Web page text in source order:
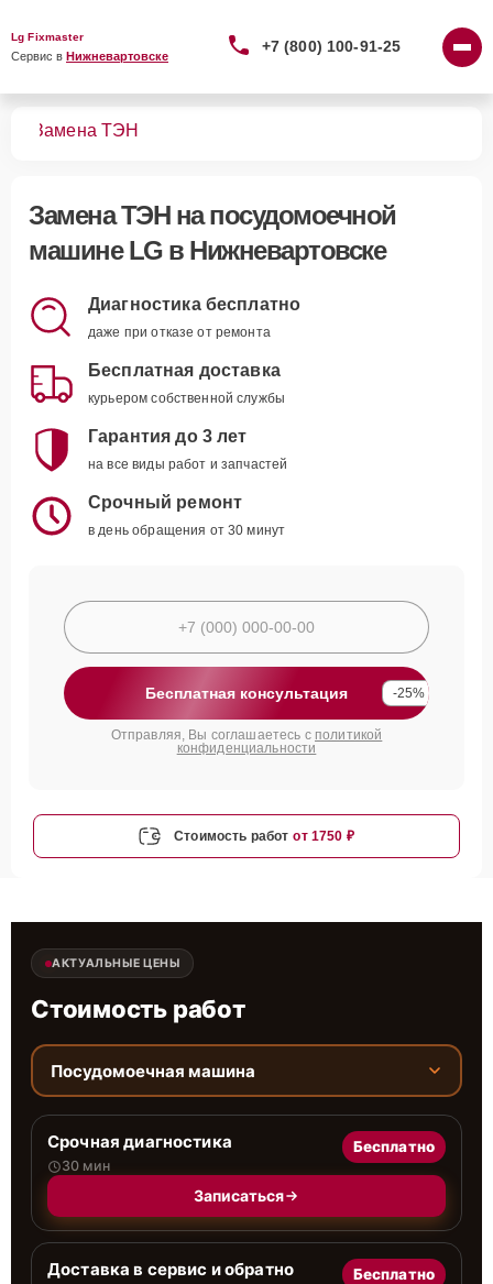
Lg Fixmaster
Сервис в Нижневартовске
+7 (800) 100-91-25
Замена ТЭН
Замена ТЭНна посудомоечной
машине LG в Нижневартовске
Диагностика бесплатно
даже при отказе от ремонта
Бесплатная доставка
курьером собственной службы
Гарантия до 3 лет
на все виды работ и запчастей
Срочный ремонт
в день обращения от 30 минут
Бесплатная консультация -25%
Отправляя, Вы соглашаетесь с политикой
конфиденциальности
Стоимость работ от 1750 ₽
АКТУАЛЬНЫЕ ЦЕНЫ
Стоимость работ
Посудомоечная машина
Срочная диагностика
30 мин
Бесплатно
Записаться
Доставка в сервис и обратно Бесплатно